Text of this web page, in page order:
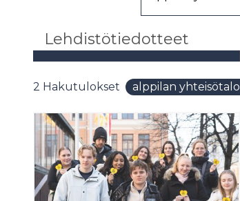
Lehdistötiedotteet
2 Hakutulokset alppilan yhteisötalo